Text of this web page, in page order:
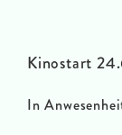
Kinostart
In